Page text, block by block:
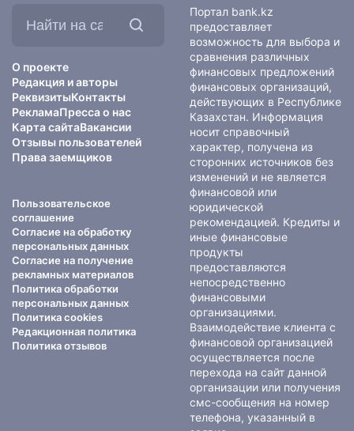
О проекте
Редакция и авторы
РеквизитыКонтакты
РекламаПресса о нас
Карта сайтаВакансии
Отзывы пользователей
Права заемщиков
Пользовательское
соглашение
Согласие на обработку
персональных данных
Согласие на получение
рекламных материалов
Политика обработки
персональных данных
Политика cookies
Редакционная политика
Политика отзывов
Портал bank.kz
предоставляет
возможность для выбора и
сравнения различных
финансовых предложений
финансовых организаций,
действующих в Республике
Казахстан. Информация
носит справочный
характер, получена из
сторонних источников без
изменений и не является
финансовой или
юридической
рекомендацией. Кредиты и
иные финансовые
продукты
предоставляются
непосредственно
финансовыми
организациями.
Взаимодействие клиента с
финансовой организацией
осуществляется после
перехода на сайт данной
организации или получения
смс-сообщения на номер
телефона, указанный в